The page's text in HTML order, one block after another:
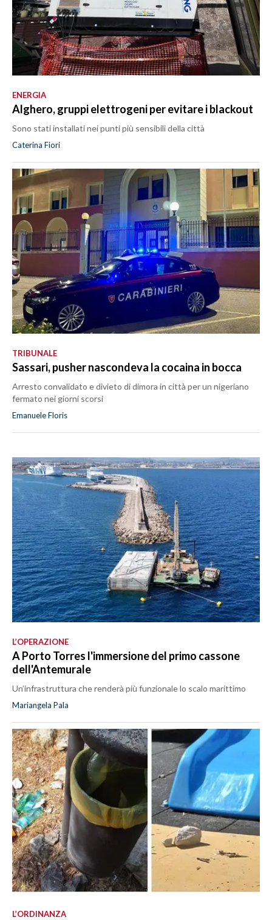
ENERGIA
Alghero, gruppi elettrogeni per evitare i blackout
Sono stati installati nei punti più sensibili della città
Caterina Fiori
TRIBUNALE
Sassari, pusher nascondeva la cocaina in bocca
Arresto convalidato e divieto di dimora in città per un nigeriano
fermato nei giorni scorsi
Emanuele Floris
L’OPERAZIONE
A Porto Torres l'immersione del primo cassone
dell'Antemurale
Un’infrastruttura che renderà più funzionale lo scalo marittimo
Mariangela Pala
L’ORDINANZA